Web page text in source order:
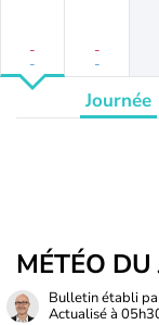
-
-
-
-
Journée
MÉTÉO DU
Bulletin établi
Actualisé à